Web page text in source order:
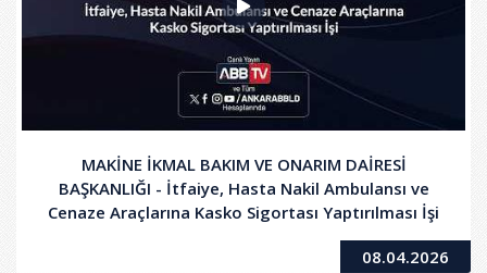
MAKİNE İKMAL BAKIM VE ONARIM DAİRESİ
BAŞKANLIĞI - İtfaiye, Hasta Nakil Ambulansı ve
Cenaze Araçlarına Kasko Sigortası Yaptırılması İşi
08.04.2026